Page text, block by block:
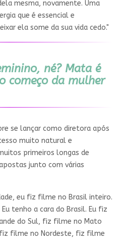
mesma, novamente. Uma
que é essencial e
ela some da sua vida cedo."
né? Mata é
começo da mulher
se lançar como diretora após
muito natural e
primeiros longas de
junto com várias
eu fiz filme no Brasil inteiro.
tenho a cara do Brasil. Eu fiz
do Sul, fiz filme no Mato
filme no Nordeste, fiz filme